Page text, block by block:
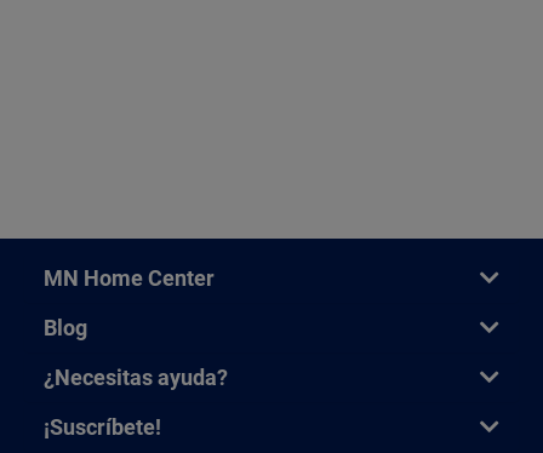
MN Home Center
Blog
¿Necesitas ayuda?
¡Suscríbete!